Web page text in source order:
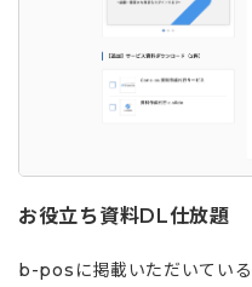
お役立ち資料DL仕放題
b-posに掲載いただいてい